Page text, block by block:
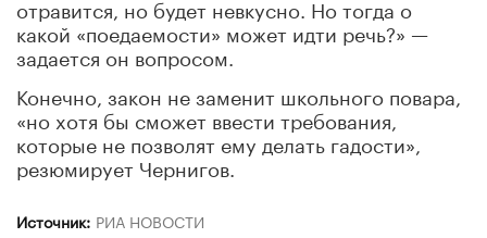
отравится, но будет невкусно. Но тогда о
какой «поедаемости» может идти речь?» —
задается он вопросом.
Конечно, закон не заменит школьного повара,
«но хотя бы сможет ввести требования,
которые не позволят ему делать гадости»,
резюмирует Чернигов.
Источник: РИА НОВОСТИ